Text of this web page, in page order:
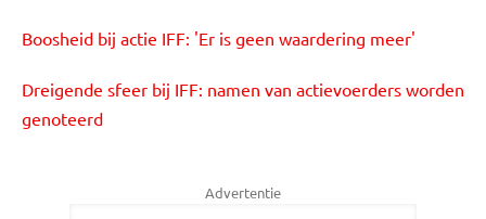
Boosheid bij actie IFF: 'Er is geen waardering meer'
Dreigende sfeer bij IFF: namen van actievoerders worden
genoteerd
Advertentie